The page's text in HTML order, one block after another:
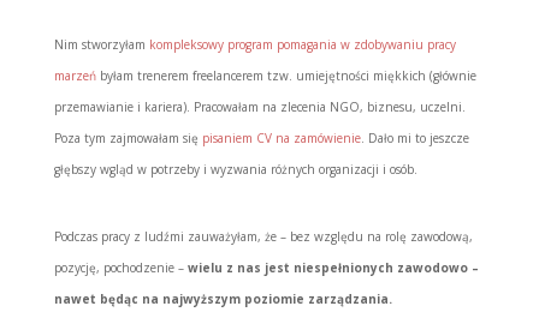
Nim stworzyłam kompleksowy program pomagania w zdobywaniu pracy
marzeńbyłam trenerem freelancerem tzw. umiejętności miękkich (głównie
przemawianie i kariera). Pracowałam na zlecenia NGO, biznesu, uczelni.
Poza tym zajmowałam się pisaniem CV na zamówienie. Dało mi to jeszcze
głębszy wgląd w potrzeby i wyzwania różnych organizacji i osób.
Podczas pracy z ludźmi zauważyłam, że – bez względu na rolę zawodową,
pozycję, pochodzenie – wielu z nas jest niespełnionych zawodowo –
nawet będąc na najwyższym poziomie zarządzania.